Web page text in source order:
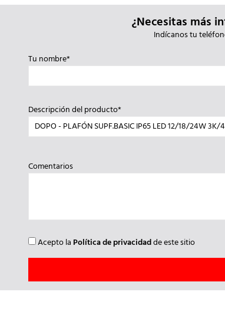
¿Necesitas más
Indícanos tu
Tu nombre*
Descripción del producto*
Comentarios
Acepto la Política de privacidadde este sitio